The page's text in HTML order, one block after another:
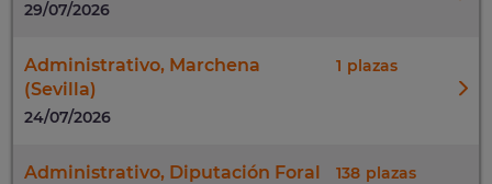
29/07/2026
Administrativo, Marchena
(Sevilla)
1
24/07/2026
Administrativo, Diputación Foral
138